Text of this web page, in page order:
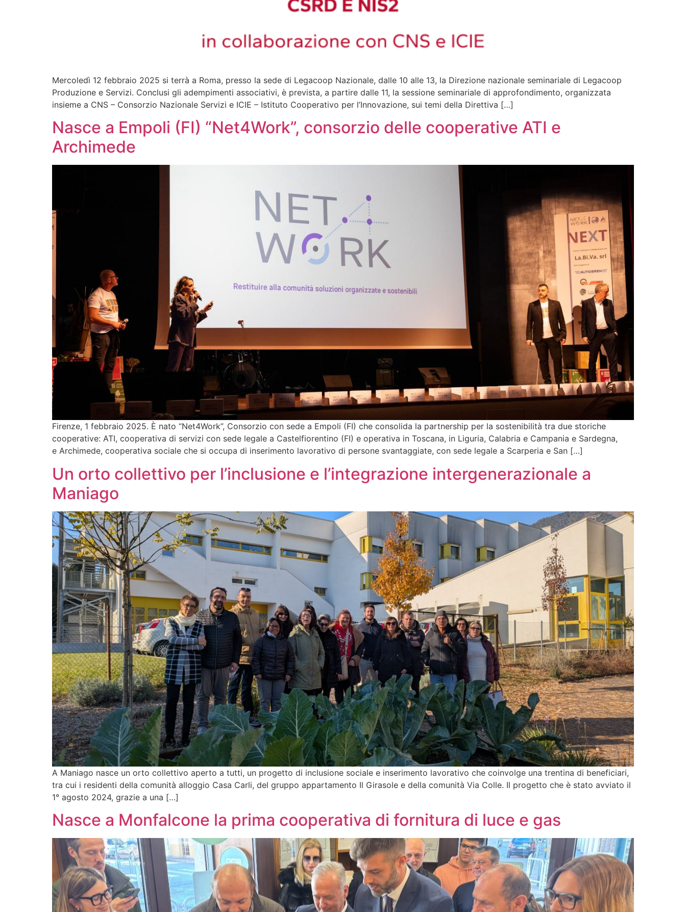
Mercoledì 12 febbraio 2025 si terrà a Roma, presso la sede di Legacoop Nazionale, dalle 10 alle 13, la Direzione nazionale seminariale di Legacoop
Produzione e Servizi. Conclusi gli adempimenti associativi, è prevista, a partire dalle 11, la sessione seminariale di approfondimento, organizzata
insieme a CNS – Consorzio Nazionale Servizi e ICIE – Istituto Cooperativo per l’Innovazione, sui temi della Direttiva […]
Nasce a Empoli (FI) “Net4Work”, consorzio delle cooperative ATI e
Archimede
Firenze, 1 febbraio 2025. È nato “Net4Work”, Consorzio con sede a Empoli (FI) che consolida la partnership per la sostenibilità tra due storiche
cooperative: ATI, cooperativa di servizi con sede legale a Castelfiorentino (FI) e operativa in Toscana, in Liguria, Calabria e Campania e Sardegna,
e Archimede, cooperativa sociale che si occupa di inserimento lavorativo di persone svantaggiate, con sede legale a Scarperia e San […]
Un orto collettivo per l’inclusione e l’integrazione intergenerazionale a
Maniago
A Maniago nasce un orto collettivo aperto a tutti, un progetto di inclusione sociale e inserimento lavorativo che coinvolge una trentina di beneficiari,
tra cui i residenti della comunità alloggio Casa Carli, del gruppo appartamento Il Girasole e della comunità Via Colle. Il progetto che è stato avviato il
1° agosto 2024, grazie a una […]
Nasce a Monfalcone la prima cooperativa di fornitura di luce e gas